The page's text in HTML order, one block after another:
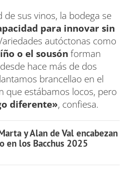
de sus vinos, la bodega se
para innovar sin
autóctonas como
o el sousón forman
hace más de dos
brancellao en el
que estábamos locos, pero
diferente», confiesa.
y Alan de Val encabezan
en los Bacchus 2025